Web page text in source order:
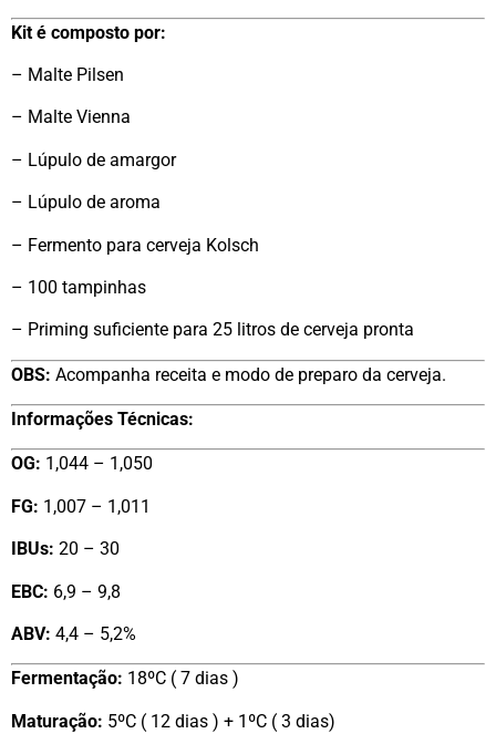
Kit é composto por:
– Malte Pilsen
– Malte Vienna
– Lúpulo de amargor
– Lúpulo de aroma
– Fermento para cerveja Kolsch
– 100 tampinhas
– Priming suficiente para 25 litros de cerveja pronta
OBS: Acompanha receita e modo de preparo da cerveja.
Informações Técnicas:
OG: 1,044 – 1,050
FG: 1,007 – 1,011
IBUs: 20 – 30
EBC: 6,9 – 9,8
ABV: 4,4 – 5,2%
Fermentação: 18ºC ( 7 dias )
Maturação: 5ºC ( 12 dias ) + 1ºC ( 3 dias)